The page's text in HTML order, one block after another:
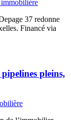
37 redonne
Financé via
pleins,